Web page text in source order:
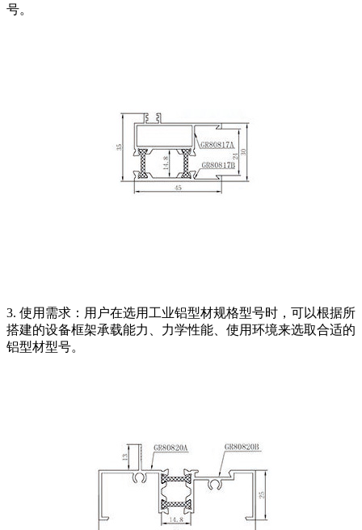
号。
3. 使用需求：用户在选用工业铝型材规格型号时，可以根据所
搭建的设备框架承载能力、力学性能、使用环境来选取合适的
铝型材型号。